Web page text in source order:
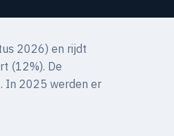
2026) en rijdt
(12%). De
In 2025 werden er